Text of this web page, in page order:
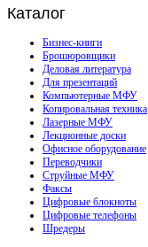
Каталог
Бизнес-книги
Брошюровщики
Деловая литература
Для презентаций
Компьютерные МФУ
Копировальная техника
Лазерные МФУ
Лекционные доски
Офисное оборудование
Переводчики
Струйные МФУ
Факсы
Цифровые блокноты
Цифровые телефоны
Шредеры